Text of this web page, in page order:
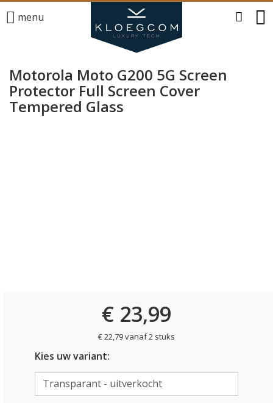
menu
Motorola Moto G200 5G Screen
Protector Full Screen Cover
Tempered Glass
€ 23,99
€ 22,79 vanaf 2 stuks
Kies uw variant: